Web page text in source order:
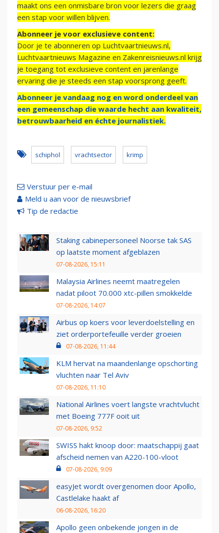
maakt ons een onmisbare bron voor lezers die graag
een stap voor willen blijven.
Abonneer je voor exclusieve content:
Door je te abonneren op Luchtvaartnieuws.nl,
Luchtvaartnieuws Magazine en Zakenreisnieuws.nl krijg
je toegang tot exclusieve content en jarenlange
ervaring die je steeds een stap voorsprong geeft.
Abonneer je vandaag nog en word onderdeel van
een gemeenschap die waarde hecht aan kwaliteit,
betrouwbaarheid en échte journalistiek.
schiphol vrachtsector krimp
Verstuur per e-mail
Meld u aan voor de nieuwsbrief
Tip de redactie
Staking cabinepersoneel Noorse tak SAS
op laatste moment afgeblazen
07-08-2026, 15:11
Malaysia Airlines neemt maatregelen
nadat piloot 70.000 xtc-pillen smokkelde
07-08-2026, 14:07
Airbus op koers voor leverdoelstelling en
ziet orderportefeuille verder groeien
07-08-2026, 11:44
KLM hervat na maandenlange opschorting
vluchten naar Tel Aviv
07-08-2026, 11:10
National Airlines voert langste vrachtvlucht
met Boeing 777F ooit uit
07-08-2026, 9:52
SWISS hakt knoop door: maatschappij gaat
afscheid nemen van A220-100-vloot
07-08-2026, 9:09
easyJet wordt overgenomen door Apollo,
Castlelake haakt af
06-08-2026, 16:20
Apollo geen onbekende jongen in de